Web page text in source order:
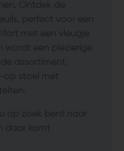
Ontdek de
perfect voor een
met een vleugje
wordt een plezierige
assortiment,
op stoel met
op zoek bent naar
daar komt